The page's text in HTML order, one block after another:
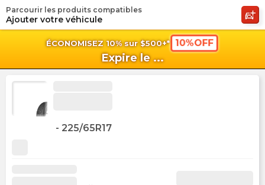
ÉCONOMISEZ 10% sur $500+* 10%OFF
Expire le ...
Parcourir les produits compatibles
Ajouter votre véhicule
- 225/65R17
shopping_cart